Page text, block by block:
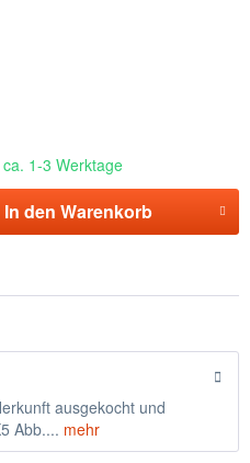
1-3 Werktage
In den Warenkorb
ausgekocht und
Abb.... mehr